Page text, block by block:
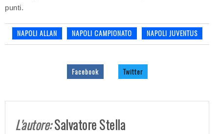
punti.
NAPOLI ALLAN NAPOLI CAMPIONATO NAPOLI JUVENTUS
Facebook Twitter
L'autore:Salvatore Stella